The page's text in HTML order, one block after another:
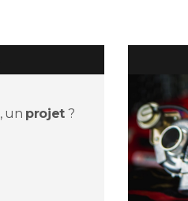
, un projet ?